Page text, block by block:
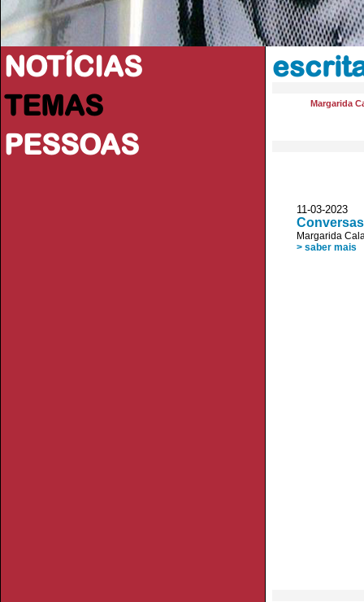
NOTÍCIAS
TEMAS
PESSOAS
Margarida
11-03-2023
Margarida
> saber mais